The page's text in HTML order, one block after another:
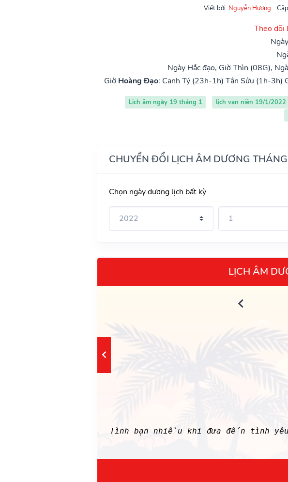
Viết bởi: Nguyễn Hương
Theo dõi
Ngày
Ngày Hắc đạo, Giờ Thìn (08G),
Giờ Hoàng Đạo: Canh Tý (23h-1h) Tân Sửu (1h-3h)
Lịch âm ngày 19 tháng 1 lịch vạn niên 19/1/2022
CHUYỂN ĐỔI LỊCH ÂM DƯƠNG
Chọn ngày dương lịch bất kỳ
LỊCH ÂM
Tình bạn nhiều khi đưa đến tình